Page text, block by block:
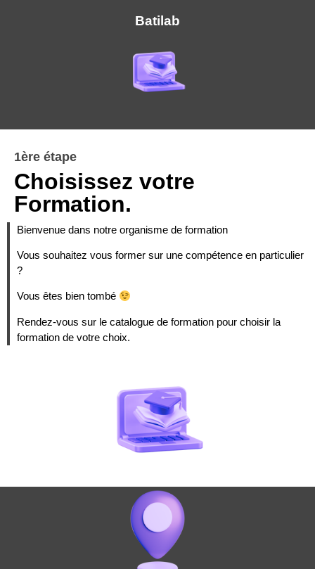
Batilab
1ère étape
Choisissez votre
Formation.
Bienvenue dans notre organisme de formation
Vous souhaitez vous former sur une compétence en particulier
?
Vous êtes bien tombé
Rendez-vous sur le catalogue de formation pour choisir la
formation de votre choix.